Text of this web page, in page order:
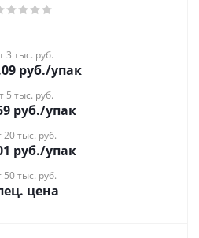
3 тыс. руб.
руб./упак
5 тыс. руб.
руб./упак
20 тыс. руб.
руб./упак
50 тыс. руб.
цена